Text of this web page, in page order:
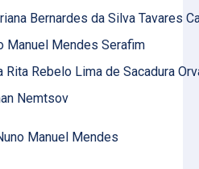
Bernardes da Silva Tavares
Manuel Mendes Serafim
Rita Rebelo Lima de Sacadura
Nemtsov
Manuel Mendes